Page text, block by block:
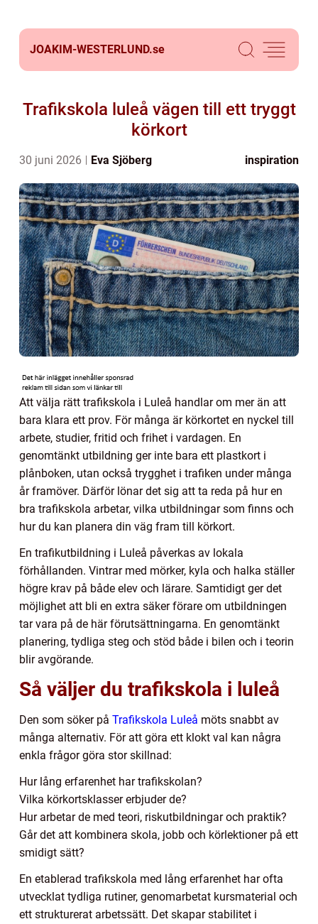
JOAKIM-WESTERLUND.se
Trafikskola luleå vägen till ett tryggt
körkort
30 juni 2026 Eva Sjöberg inspiration
Att välja rätt trafikskola i Luleå handlar om mer än att
bara klara ett prov. För många är körkortet en nyckel till
arbete, studier, fritid och frihet i vardagen. En
genomtänkt utbildning ger inte bara ett plastkort i
plånboken, utan också trygghet i trafiken under många
år framöver. Därför lönar det sig att ta reda på hur en
bra trafikskola arbetar, vilka utbildningar som finns och
hur du kan planera din väg fram till körkort.
En trafikutbildning i Luleå påverkas av lokala
förhållanden. Vintrar med mörker, kyla och halka ställer
högre krav på både elev och lärare. Samtidigt ger det
möjlighet att bli en extra säker förare om utbildningen
tar vara på de här förutsättningarna. En genomtänkt
planering, tydliga steg och stöd både i bilen och i teorin
blir avgörande.
Så väljer du trafikskola i luleå
Den som söker på Trafikskola Luleå möts snabbt av
många alternativ. För att göra ett klokt val kan några
enkla frågor göra stor skillnad:
Hur lång erfarenhet har trafikskolan?
Vilka körkortsklasser erbjuder de?
Hur arbetar de med teori, riskutbildningar och praktik?
Går det att kombinera skola, jobb och körlektioner på ett
smidigt sätt?
En etablerad trafikskola med lång erfarenhet har ofta
utvecklat tydliga rutiner, genomarbetat kursmaterial och
ett strukturerat arbetssätt. Det skapar stabilitet i